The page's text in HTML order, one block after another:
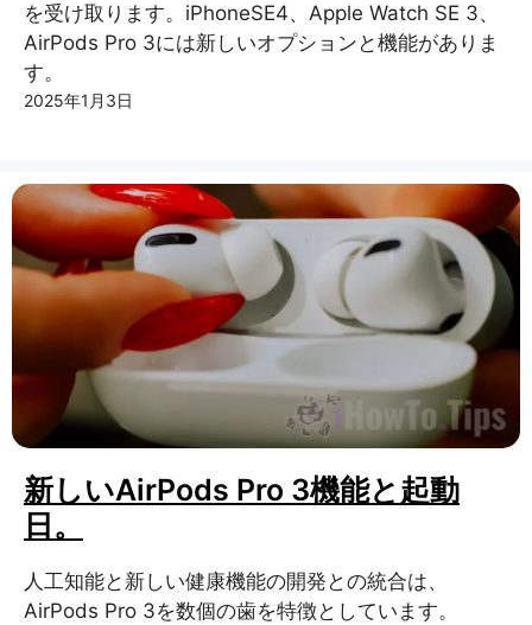
を受け取ります。iPhoneSE4、Apple Watch SE 3、
AirPods Pro 3には新しいオプションと機能がありま
す。
2025年1月3日
新しいAirPods Pro 3機能と起動
日。
人工知能と新しい健康機能の開発との統合は、
AirPods Pro 3を数個の歯を特徴としています。